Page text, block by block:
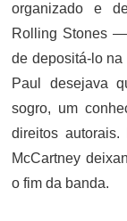
organizado e
Rolling Stones
de depositá-lo na
Paul desejava
sogro, um
direitos
McCartney
o fim da banda.